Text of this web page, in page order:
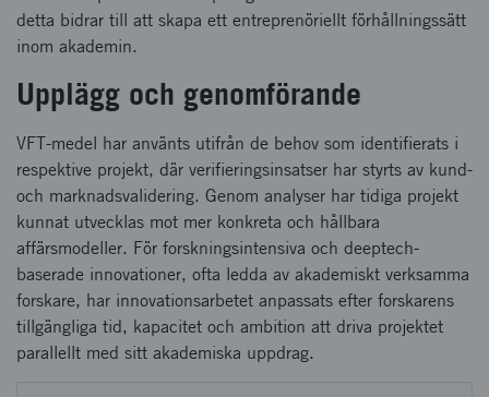
detta bidrar till att skapa ett entreprenöriellt förhållningssätt
inom akademin.
Upplägg och genomförande
VFT-medel har använts utifrån de behov som identifierats i
respektive projekt, där verifieringsinsatser har styrts av kund-
och marknadsvalidering. Genom analyser har tidiga projekt
kunnat utvecklas mot mer konkreta och hållbara
affärsmodeller. För forskningsintensiva och deeptech-
baserade innovationer, ofta ledda av akademiskt verksamma
forskare, har innovationsarbetet anpassats efter forskarens
tillgängliga tid, kapacitet och ambition att driva projektet
parallellt med sitt akademiska uppdrag.